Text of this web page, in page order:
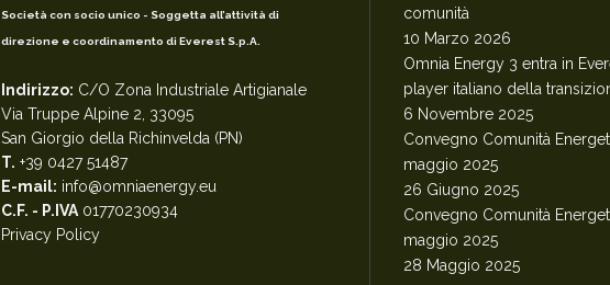
Società con socio unico - Soggetta all’attività di
direzione e coordinamento di Everest S.p.A.
Indirizzo: C/O Zona Industriale Artigianale
Via Truppe Alpine 2, 33095
San Giorgio della Richinvelda (PN)
T. +39 0427 51487
E-mail: info@omniaenergy.eu
C.F. - P.IVA01770230934
Privacy Policy
comunità
10 Marzo 2026
Omnia Energy 3 entra in
player italiano della
6 Novembre 2025
Convegno Comunità
maggio 2025
26 Giugno 2025
Convegno Comunità
maggio 2025
28 Maggio 2025